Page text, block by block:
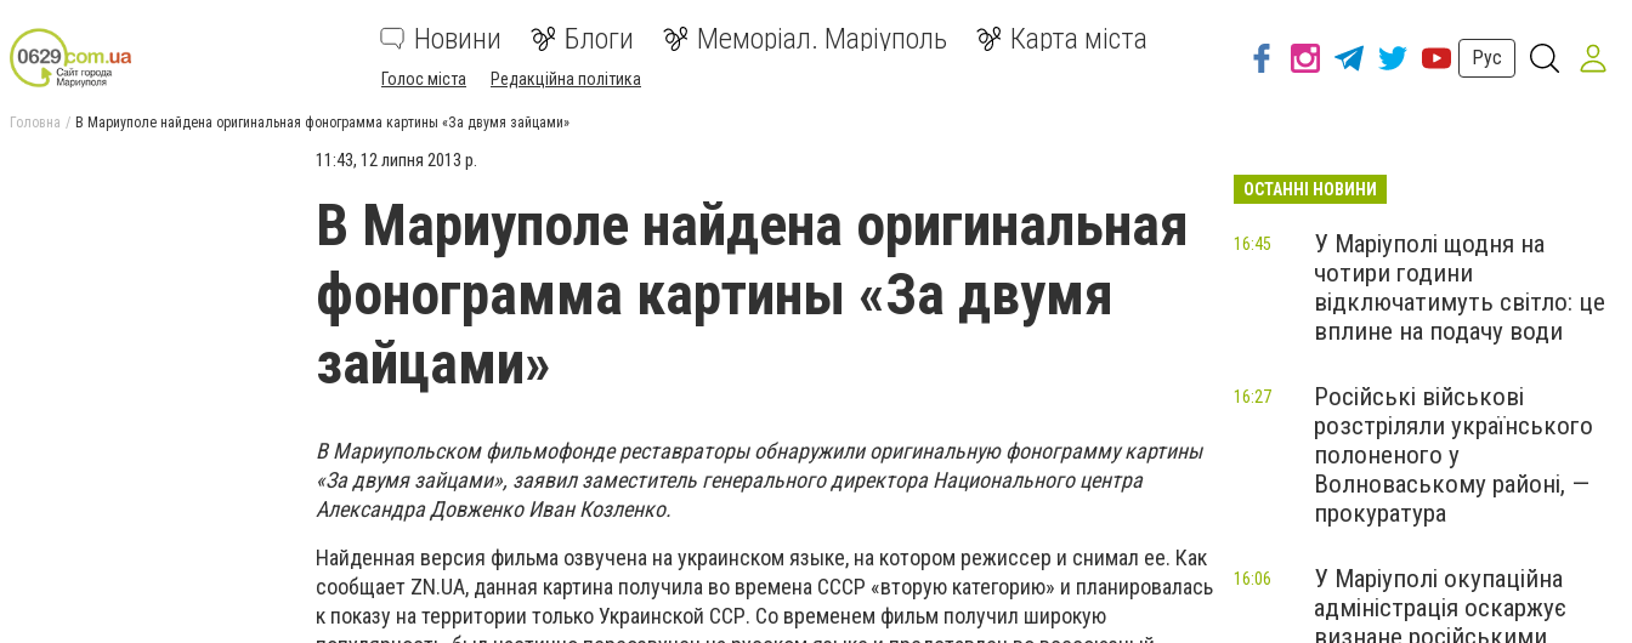
Новини Блоги Меморіал. Маріуполь Карта міста
Голос міста Редакційна політика
Рус
Головна В Мариуполе найдена оригинальная фонограмма картины «За двумя зайцами»
11:43, 12 липня 2013 р.
В Мариуполе найдена оригинальная
фонограмма картины «За двумя
зайцами»
В Мариупольском фильмофонде реставраторы обнаружили оригинальную фонограмму картины
«За двумя зайцами», заявил заместитель генерального директора Национального центра
Александра Довженко Иван Козленко.
Найденная версия фильма озвучена на украинском языке, на котором режиссер и снимал ее. Как
сообщает ZN.UA, данная картина получила во времена СССР «вторую категорию» и планировалась
к показу на территории только Украинской ССР. Со временем фильм получил широкую
ОСТАННІ НОВИНИ
У Маріуполі щодня на
чотири години
відключатимуть світло: це
вплине на подачу води
16:45
Російські військові
розстріляли українського
полоненого у
Волноваському районі, —
прокуратура
16:27
У Маріуполі окупаційна
адміністрація оскаржує
визнане російськими
16:06